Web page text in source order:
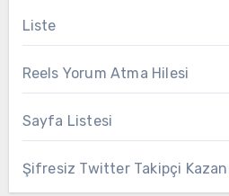
Liste
Reels Yorum Atma Hilesi
Sayfa Listesi
Şifresiz Twitter Takipçi